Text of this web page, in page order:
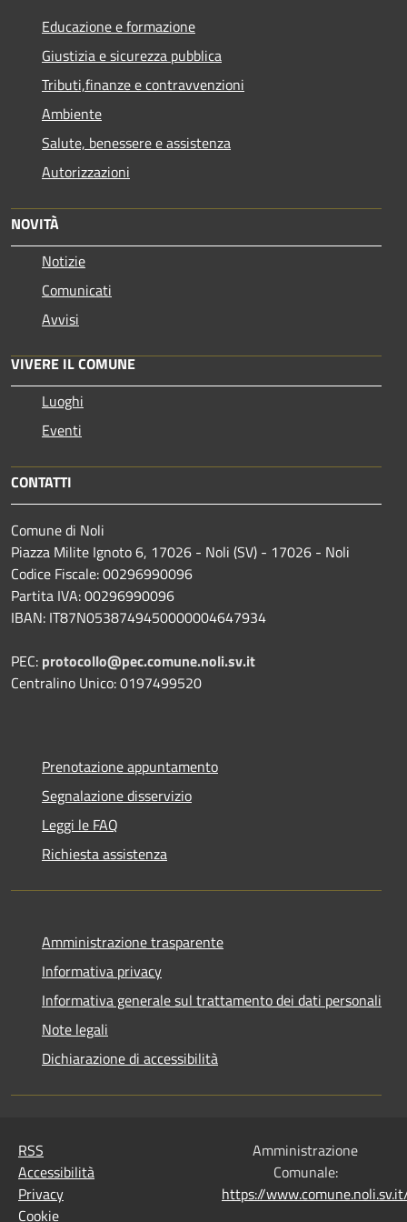
Educazione e formazione
Giustizia e sicurezza pubblica
Tributi,finanze e contravvenzioni
Ambiente
Salute, benessere e assistenza
Autorizzazioni
NOVITÀ
Notizie
Comunicati
Avvisi
VIVERE IL COMUNE
Luoghi
Eventi
CONTATTI
Comune di Noli
Piazza Milite Ignoto 6, 17026 - Noli (SV) - 17026 - Noli
Codice Fiscale: 00296990096
Partita IVA: 00296990096
IBAN: IT87N0538749450000004647934
PEC: protocollo@pec.comune.noli.sv.it
Centralino Unico: 0197499520
Prenotazione appuntamento
Segnalazione disservizio
Leggi le FAQ
Richiesta assistenza
Amministrazione trasparente
Informativa privacy
Informativa generale sul trattamento dei dati personali
Note legali
Dichiarazione di accessibilità
RSS
Accessibilità
Privacy
Cookie
Amministrazione
Comunale:
https://